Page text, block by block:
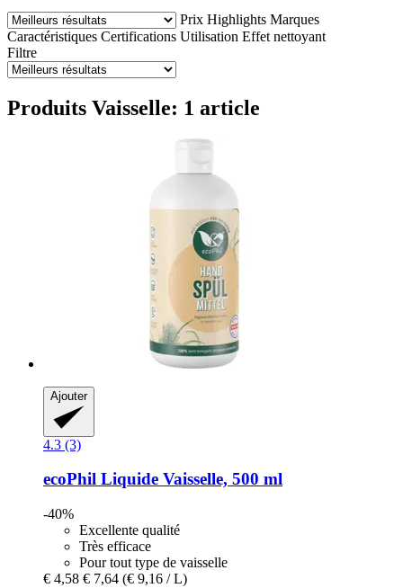
Prix Highlights Marques
Caractéristiques Certifications Utilisation Effet nettoyant
Filtre
Produits Vaisselle: 1 article
Ajouter
4.3 (3)
ecoPhil Liquide Vaisselle, 500 ml
-40%
Excellente qualité
Très efficace
Pour tout type de vaisselle
€ 4,58 € 7,64 (€ 9,16 / L)